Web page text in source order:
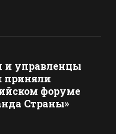
и управленцы
приняли
форуме
Страны»